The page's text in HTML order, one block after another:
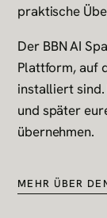
praktische
Der BBN AI
Plattform, auf
installiert
und später
übernehmen.
MEHR ÜBER